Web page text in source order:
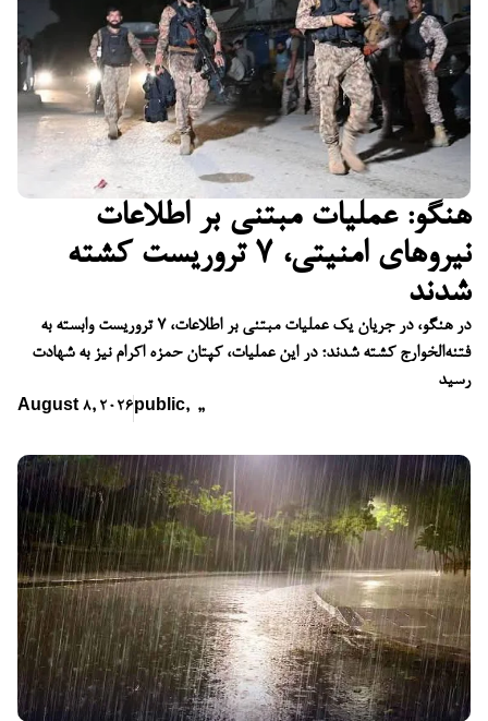
هنگو: عملیات مبتنی بر اطلاعات
نیروهای امنیتی، ۷ تروریست کشته
شدند
در هنگو، در جریان یک عملیات مبتنی بر اطلاعات، ۷ تروریست وابسته به
فتنه‌الخوارج کشته شدند؛ در این عملیات، کپتان حمزه اکرام نیز به شهادت
رسید
August 8, 2026 public, ,,